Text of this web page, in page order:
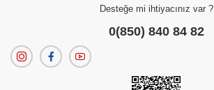
Desteğe mi ihtiyacınız var ?
0(850) 840 84 82